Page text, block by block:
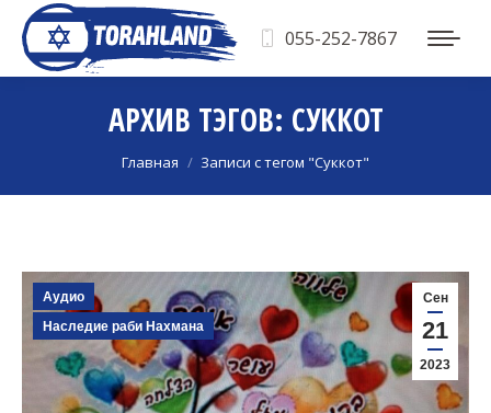
055-252-7867
АРХИВ ТЭГОВ: СУККОТ
Вы здесь:
Главная Записи с тегом "Суккот"
Сен
21
2023
Аудио
Наследие раби Нахмана